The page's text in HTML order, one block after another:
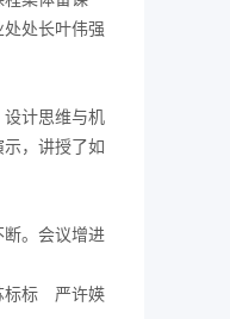
处长叶伟强
计思维与机
，讲授了如
。会议增进
标标 严许媖